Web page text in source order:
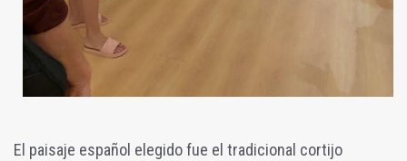
El paisaje español elegido fue el tradicional cortijo